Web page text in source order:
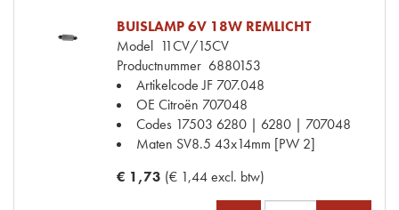
BUISLAMP 6V 18W REMLICHT
Model 11CV/15CV
Productnummer 6880153
Artikelcode JF 707.048
OE Citroën 707048
Codes 17503 6280 | 6280 | 707048
Maten SV8.5 43x14mm [PW 2]
€ 1,73 (€ 1,44 excl. btw)